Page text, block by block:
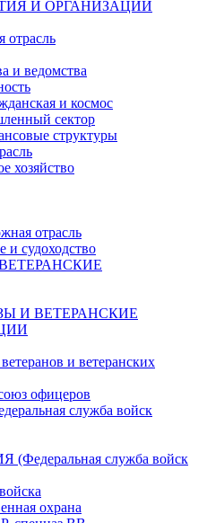
И ОРГАНИЗАЦИИ
отрасль
и ведомства
и космос
сектор
структуры
хозяйство
отрасль
и судоходство
И ВЕТЕРАНСКИЕ
и ветеранских
офицеров
служба войск
служба войск
охрана